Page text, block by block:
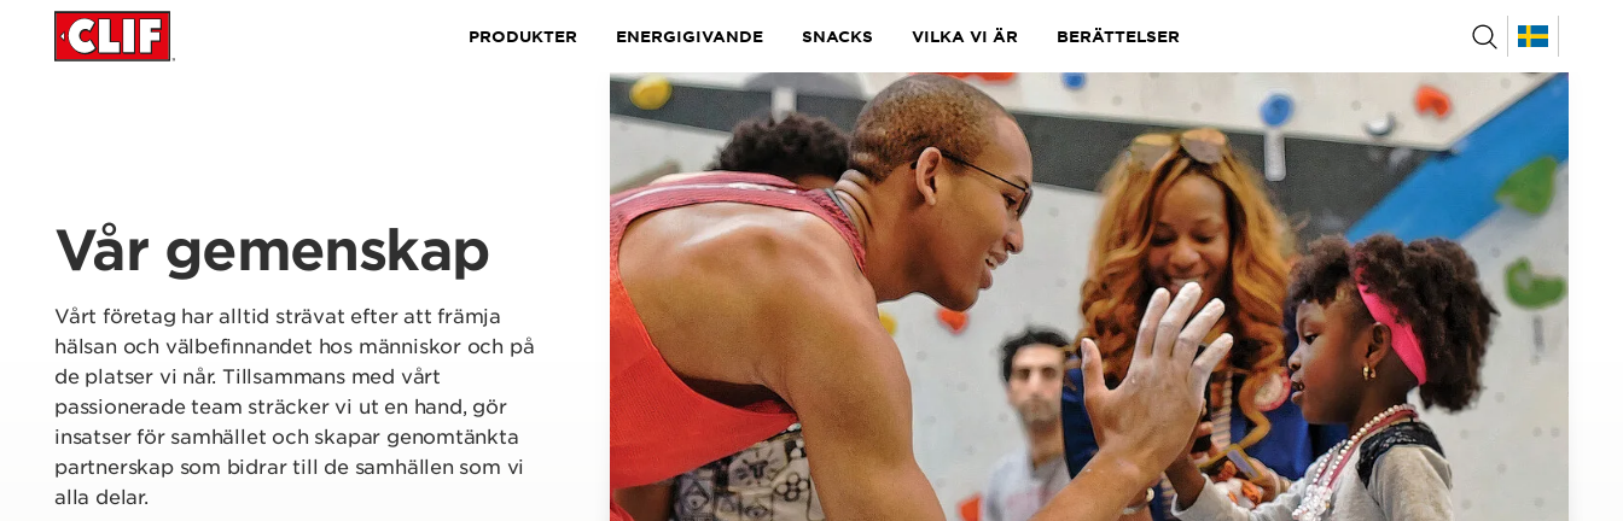
PRODUKTER ENERGIGIVANDE SNACKS VILKA VI ÄR BERÄTTELSER
Vår gemenskap
Vårt företag har alltid strävat efter att främja
hälsan och välbefinnandet hos människor och på
de platser vi når. Tillsammans med vårt
passionerade team sträcker vi ut en hand, gör
insatser för samhället och skapar genomtänkta
partnerskap som bidrar till de samhällen som vi
alla delar.